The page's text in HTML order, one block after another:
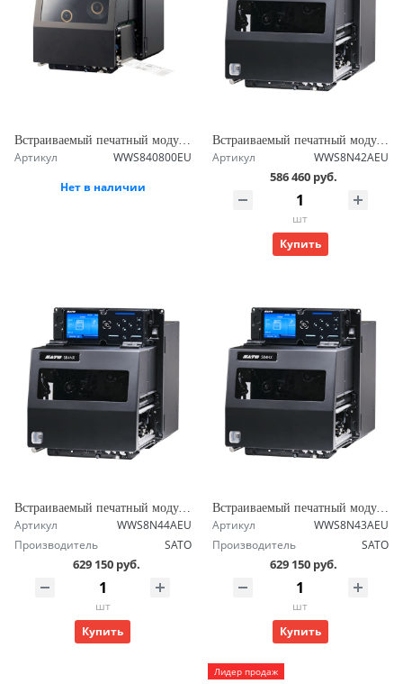
Встраиваемый печатный модуль SATO S84-ex 305 dpi TT LH
Артикул
WWS840800EU
Нет в наличии
Встраиваемый печатный модуль SATO S86NX TT RH 203 dpi
Артикул WWS8N42AEU
586 460 руб.
шт
Купить
Встраиваемый печатный модуль SATO S86NX TT RH 305 dpi
Артикул
WWS8N44AEU
Производитель
SATO
629 150 руб.
шт
Купить
Встраиваемый печатный модуль SATO S86NX TT LH 305 dpi
Артикул
WWS8N43AEU
Производитель
SATO
629 150 руб.
шт
Купить
Лидер продаж